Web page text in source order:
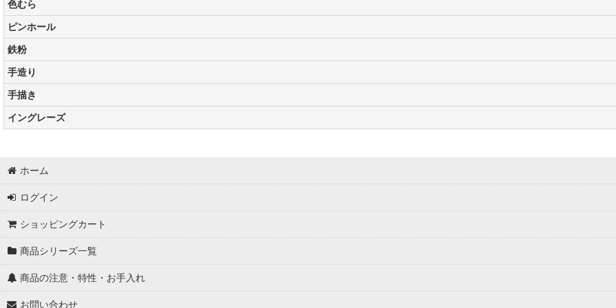
色むら
ピンホール
鉄粉
手造り
手描き
イングレーズ
ホーム
ログイン
ショッピングカート
商品シリーズ一覧
商品の注意・特性・お手入れ
お問い合わせ